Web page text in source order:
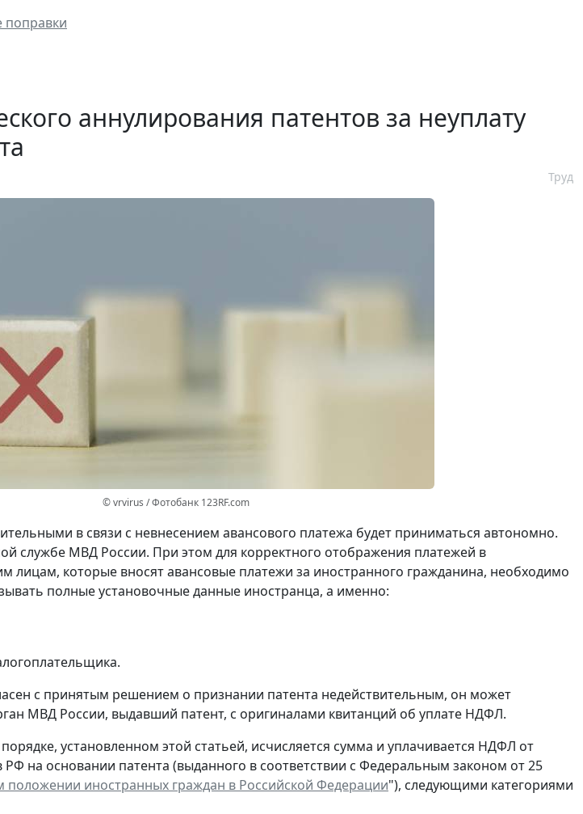
поправки
аннулирования патентов за неуплату
Труд
© vrvirus / Фотобанк 123RF.com
в связи с невнесением авансового платежа будет приниматься автономно.
службе МВД России. При этом для корректного отображения платежей в
лицам, которые вносят авансовые платежи за иностранного гражданина, необходимо
полные установочные данные иностранца, а именно:
с принятым решением о признании патента недействительным, он может
МВД России, выдавший патент, с оригиналами квитанций об уплате НДФЛ.
порядке, установленном этой статьей, исчисляется сумма и уплачивается НДФЛ от
на основании патента (выданного в соответствии с Федеральным законом от 25
положении иностранных граждан в Российской Федерации"), следующими категориями